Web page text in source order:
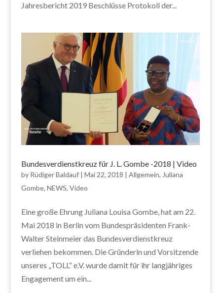
Jahresbericht 2019 Beschlüsse Protokoll der...
Bundesverdienstkreuz für J. L. Gombe -2018 | Video
by Rüdiger Baldauf| Mai 22, 2018 | Allgemein, Juliana
Gombe, NEWS, Video
Eine große Ehrung Juliana Louisa Gombe, hat am 22.
Mai 2018 in Berlin vom Bundespräsidenten Frank-
Walter Steinmeier das Bundesverdienstkreuz
verliehen bekommen. Die Gründerin und Vorsitzende
unseres „TOLL“ e.V. wurde damit für ihr langjähriges
Engagement um ein...